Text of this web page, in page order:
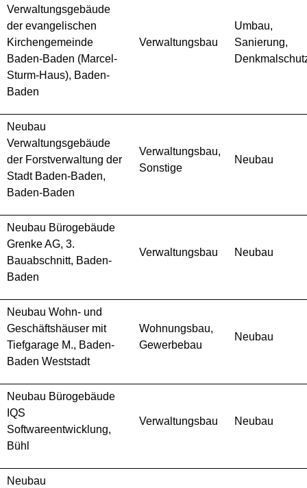
Verwaltungsgebäude
der evangelischen
Kirchengemeinde
Baden-Baden (Marcel-
Sturm-Haus), Baden-
Baden
Verwaltungsbau
Umbau,
Sanierung,
Neubau
Verwaltungsgebäude
der Forstverwaltung der
Stadt Baden-Baden,
Baden-Baden
Verwaltungsbau,
Sonstige
Neubau
Neubau Bürogebäude
Grenke AG, 3.
Bauabschnitt, Baden-
Baden
Verwaltungsbau Neubau
Neubau Wohn- und
Geschäftshäuser mit
Tiefgarage M., Baden-
Baden Weststadt
Wohnungsbau,
Gewerbebau
Neubau
Neubau Bürogebäude
IQS
Softwareentwicklung,
Bühl
Verwaltungsbau Neubau
Neubau